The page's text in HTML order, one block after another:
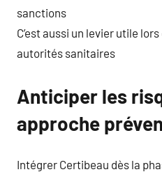
sanctions
C’est aussi un levier utile
autorités sanitaires
Anticiper les
approche
Intégrer Certibeau dès la